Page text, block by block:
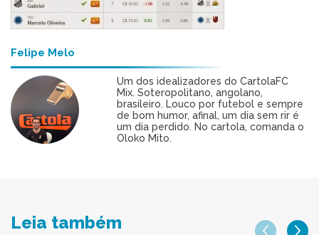
Felipe Melo
Um dos idealizadores do CartolaFC
Mix. Soteropolitano, angolano,
brasileiro. Louco por futebol e sempre
de bom humor, afinal, um dia sem rir é
um dia perdido. No cartola, comanda o
Oloko Mito.
Leia também